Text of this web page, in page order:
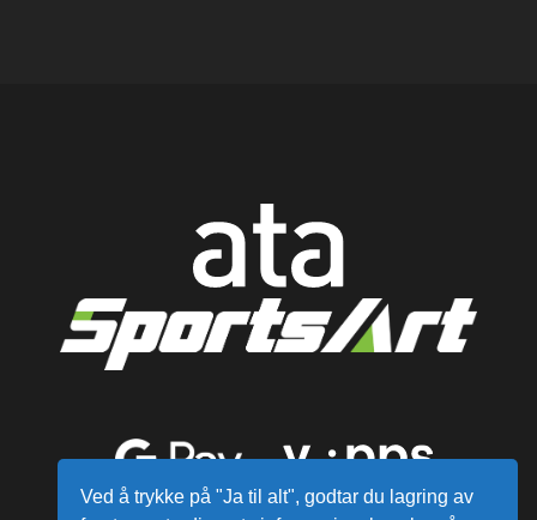
Ved å trykke på "Ja til alt", godtar du lagring av